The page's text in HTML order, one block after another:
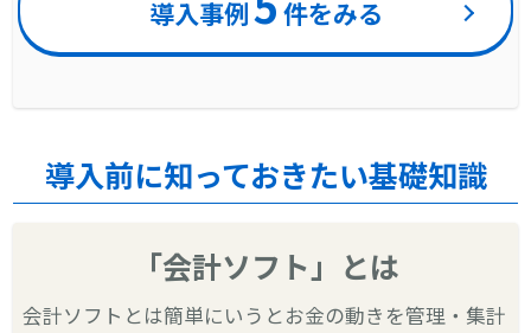
導入事例 件をみる
導入前に知っておきたい基礎知識
「会計ソフト」とは
会計ソフトとは簡単にいうとお金の動きを管理・集計